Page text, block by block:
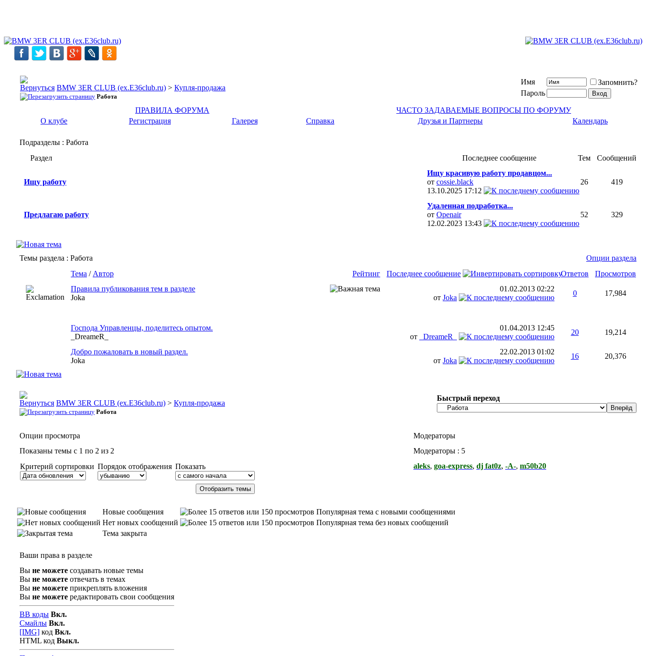
BMW 3ER CLUB (ex.E36club.ru) > Купля-продажа
Работа
Имя
Запомнить?
Пароль
ПРАВИЛА ФОРУМА
ЧАСТО ЗАДАВАЕМЫЕ ВОПРОСЫ ПО ФОРУМУ
О клубе
Регистрация Галерея Справка Друзья и Партнеры Календарь
Подразделы : Работа
Раздел
Последнее сообщение Тем Сообщений
Ищу работу
Ищу красивую работу продавцом...
от cossie.black
13.10.2025 17:12
26 419
Предлагаю работу
Удаленная подработка...
от Openair
12.02.2023 13:43
52 329
Темы раздела : Работа
Опции раздела
Рейтинг
Тема / Автор Последнее сообщение Ответов
Просмотров
Правила публикования тем в разделе
Joka
01.02.2013 02:22
от Joka
0 17,984
Господа Управленцы, поделитесь опытом.
_DreameR_
01.04.2013 12:45
от
_DreameR_
20 19,214
Добро пожаловать в новый раздел.
Joka
22.02.2013 01:02
от Joka
16 20,376
BMW 3ER CLUB (ex.E36club.ru) > Купля-продажа
Работа
Быстрый переход
Опции просмотра
Модераторы
Показаны темы с 1 по 2 из 2
Модераторы : 5
Критерий сортировки Порядок отображения Показать aleks, goa-express, dj fat0z, -А-, m50b20
Новые сообщения
Популярная тема с новыми сообщениями
Нет новых сообщений
Популярная тема без новых сообщений
Тема закрыта
Ваши права в разделе
Вы не можете создавать новые темы
Вы не можете отвечать в темах
Вы не можете прикреплять вложения
Вы не можете редактировать свои сообщения
BB коды Вкл.
Смайлы Вкл.
[IMG] код Вкл.
HTML код Выкл.